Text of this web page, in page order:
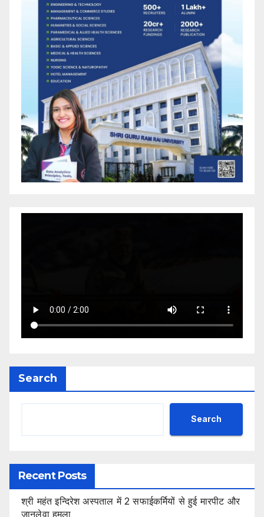
Search
Search
Recent Posts
श्री महंत इन्दिरेश अस्पताल में 2 सफाईकर्मियों से हुई मारपीट और
जानलेवा हमला